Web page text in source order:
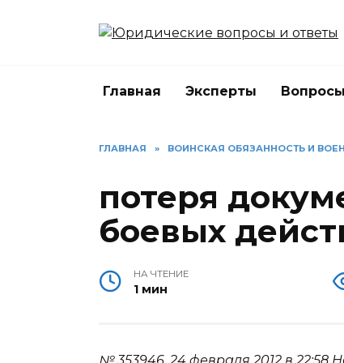
Главная Эксперты Вопросы
ГЛАВНАЯ » ВОИНСКАЯ ОБЯЗАННОСТЬ И
потеря
боевых
НА ЧТЕНИЕ
1 мин